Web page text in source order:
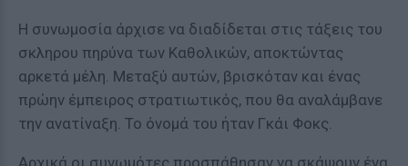
Η συνωμοσία άρχισε να διαδίδεται στις τάξεις του
σκληρου πηρύνα των Καθολικών, αποκτώντας
αρκετά μέλη. Μεταξύ αυτών, βρισκόταν και ένας
πρώην έμπειρος στρατιωτικός, που θα αναλάμβανε
την ανατίναξη. Το όνομά του ήταν Γκάι Φοκς.
Αρχικά οι συνωμότες προσπάθησαν να σκάψουν ένα